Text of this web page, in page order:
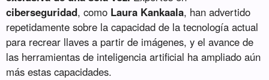
ciberseguridad, como Laura Kankaala, han advertido
repetidamente sobre la capacidad de la tecnología actual
para recrear llaves a partir de imágenes, y el avance de
las herramientas de inteligencia artificial ha ampliado aún
más estas capacidades.